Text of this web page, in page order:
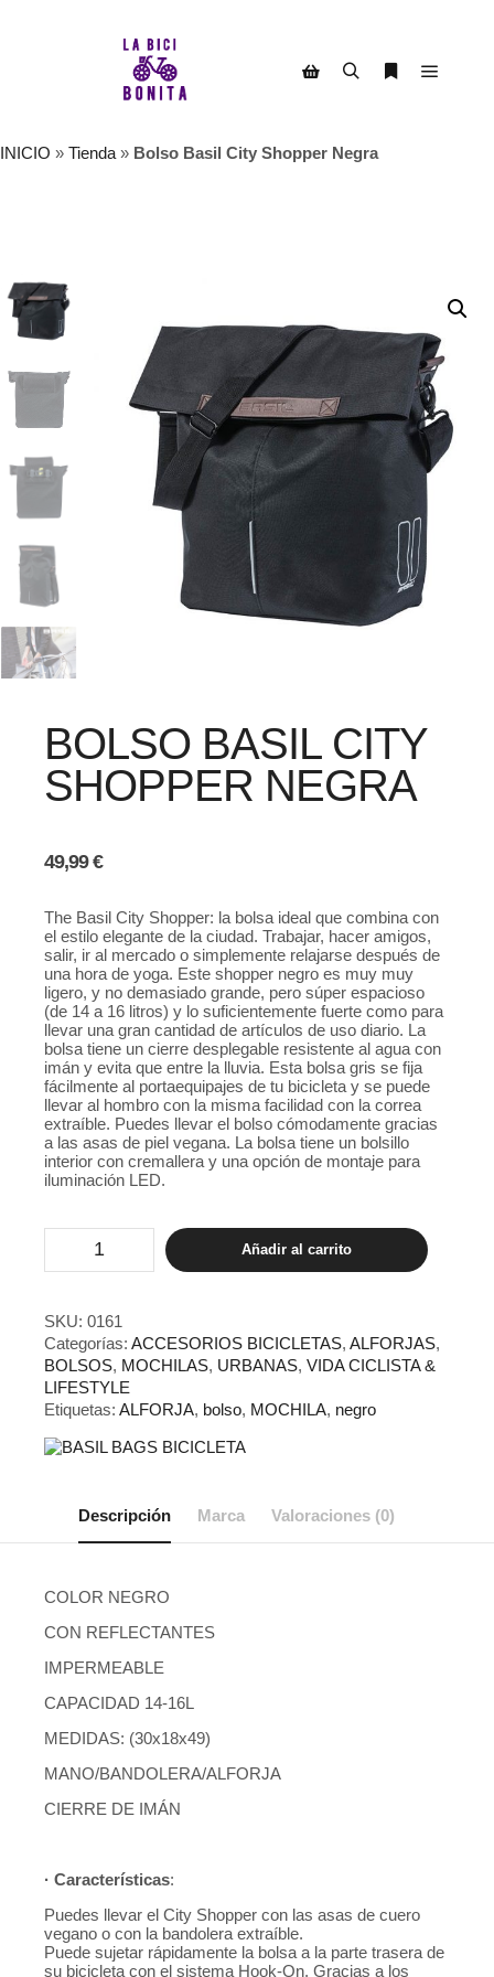
INICIO » Tienda » Bolso Basil City Shopper Negra
BOLSO BASIL CITY
SHOPPER NEGRA
49,99€
The Basil City Shopper: la bolsa ideal que combina con
el estilo elegante de la ciudad. Trabajar, hacer amigos,
salir, ir al mercado o simplemente relajarse después de
una hora de yoga. Este shopper negro es muy muy
ligero, y no demasiado grande, pero súper espacioso
(de 14 a 16 litros) y lo suficientemente fuerte como para
llevar una gran cantidad de artículos de uso diario. La
bolsa tiene un cierre desplegable resistente al agua con
imán y evita que entre la lluvia. Esta bolsa gris se fija
fácilmente al portaequipajes de tu bicicleta y se puede
llevar al hombro con la misma facilidad con la correa
extraíble. Puedes llevar el bolso cómodamente gracias
a las asas de piel vegana. La bolsa tiene un bolsillo
interior con cremallera y una opción de montaje para
iluminación LED.
City
Negra
cantidad
Añadir al carrito
SKU: 0161
Categorías: ACCESORIOS BICICLETAS, ALFORJAS,
BOLSOS, MOCHILAS, URBANAS, VIDA CICLISTA &
LIFESTYLE
Etiquetas: ALFORJA, bolso, MOCHILA, negro
Descripción Marca Valoraciones (0)
COLOR NEGRO
CON REFLECTANTES
IMPERMEABLE
CAPACIDAD 14-16L
MEDIDAS: (30x18x49)
MANO/BANDOLERA/ALFORJA
CIERRE DE IMÁN
· Características:
Puedes llevar el City Shopper con las asas de cuero
vegano o con la bandolera extraíble.
Puede sujetar rápidamente la bolsa a la parte trasera de
su bicicleta con el sistema Hook-On. Gracias a los